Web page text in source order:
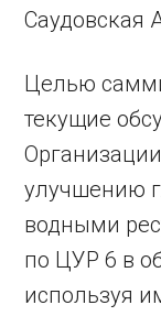
Саудовская
Целью
текущие
улучшению
водными
по ЦУР 6 в
используя